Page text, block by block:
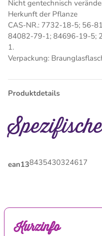
Nicht gentechnisch
Herkunft der Pflanze
CAS-NR.: 7732-18-5; 56-
84082-79-1; 84696-19-5;
1.
Verpackung:
Produktdetails
ean138435430324617
Kurzinfo